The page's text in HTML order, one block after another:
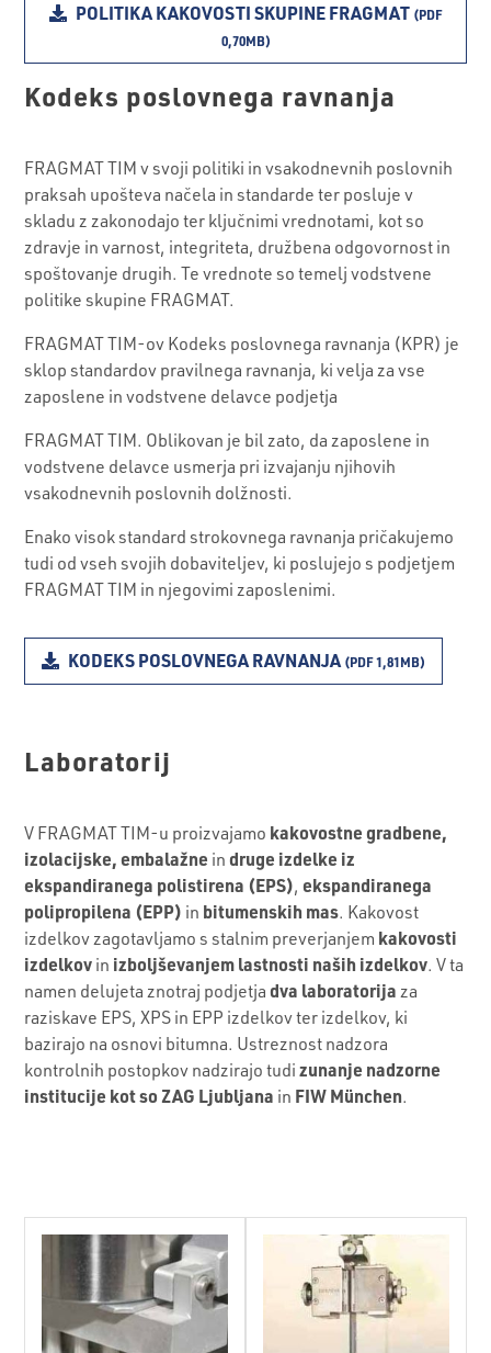
POLITIKA KAKOVOSTI SKUPINE FRAGMAT (PDF
0,70MB)
Kodeks poslovnega ravnanja
FRAGMAT TIM v svoji politiki in vsakodnevnih poslovnih
praksah upošteva načela in standarde ter posluje v
skladu z zakonodajo ter ključnimi vrednotami, kot so
zdravje in varnost, integriteta, družbena odgovornost in
spoštovanje drugih. Te vrednote so temelj vodstvene
politike skupine FRAGMAT.
FRAGMAT TIM-ov Kodeks poslovnega ravnanja (KPR) je
sklop standardov pravilnega ravnanja, ki velja za vse
zaposlene in vodstvene delavce podjetja
FRAGMAT TIM. Oblikovan je bil zato, da zaposlene in
vodstvene delavce usmerja pri izvajanju njihovih
vsakodnevnih poslovnih dolžnosti.
Enako visok standard strokovnega ravnanja pričakujemo
tudi od vseh svojih dobaviteljev, ki poslujejo s podjetjem
FRAGMAT TIM in njegovimi zaposlenimi.
KODEKS POSLOVNEGA RAVNANJA(PDF 1,81MB)
Laboratorij
V FRAGMAT TIM-u proizvajamo kakovostne gradbene,
izolacijske, embalažne indruge izdelke iz
ekspandiranega polistirena (EPS),ekspandiranega
polipropilena (EPP) in bitumenskih mas. Kakovost
izdelkov zagotavljamo s stalnim preverjanjem kakovosti
izdelkov in izboljševanjem lastnosti naših izdelkov. V ta
namen delujeta znotraj podjetjadva laboratorija za
raziskave EPS, XPS in EPP izdelkov ter izdelkov, ki
bazirajo na osnovi bitumna. Ustreznost nadzora
kontrolnih postopkov nadzirajo tudi zunanje nadzorne
institucije kot so ZAG Ljubljana in FIW München.